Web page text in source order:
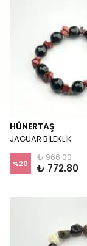
HÜNERTAŞ
JAGUAR BİLEKLİK
%20
₺ 966.00
₺ 772.80